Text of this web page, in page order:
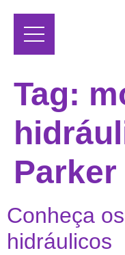
Tag:
Parker
Conheça
hidráulicos